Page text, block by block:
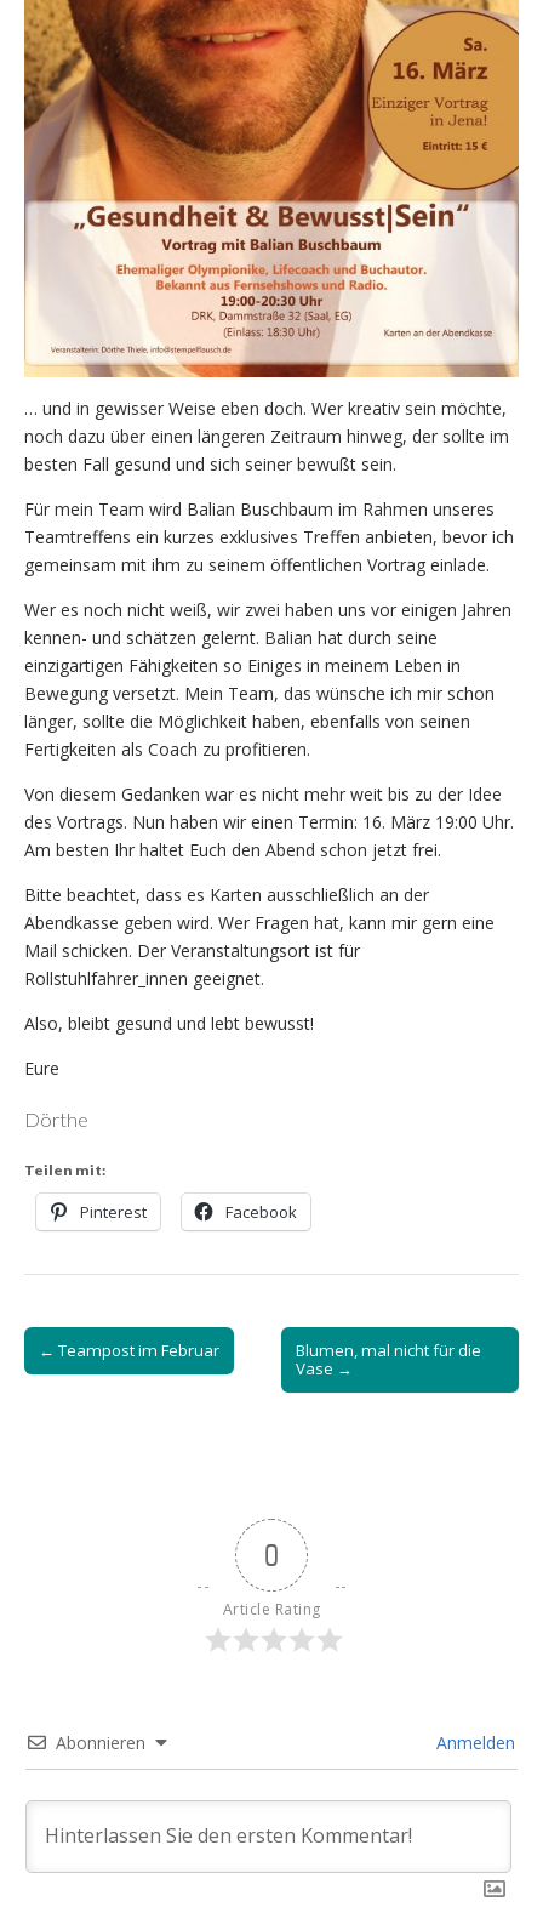
… und in gewisser Weise eben doch. Wer kreativ sein möchte,
noch dazu über einen längeren Zeitraum hinweg, der sollte im
besten Fall gesund und sich seiner bewußt sein.
Für mein Team wird Balian Buschbaum im Rahmen unseres
Teamtreffens ein kurzes exklusives Treffen anbieten, bevor ich
gemeinsam mit ihm zu seinem öffentlichen Vortrag einlade.
Wer es noch nicht weiß, wir zwei haben uns vor einigen Jahren
kennen- und schätzen gelernt. Balian hat durch seine
einzigartigen Fähigkeiten so Einiges in meinem Leben in
Bewegung versetzt. Mein Team, das wünsche ich mir schon
länger, sollte die Möglichkeit haben, ebenfalls von seinen
Fertigkeiten als Coach zu profitieren.
Von diesem Gedanken war es nicht mehr weit bis zu der Idee
des Vortrags. Nun haben wir einen Termin: 16. März 19:00 Uhr.
Am besten Ihr haltet Euch den Abend schon jetzt frei.
Bitte beachtet, dass es Karten ausschließlich an der
Abendkasse geben wird. Wer Fragen hat, kann mir gern eine
Mail schicken. Der Veranstaltungsort ist für
Rollstuhlfahrer_innen geeignet.
Also, bleibt gesund und lebt bewusst!
Eure
Dörthe
Teilen mit:
Pinterest Facebook
Post
navigation
← Teampost im Februar
Blumen, mal nicht für die
Vase →
0
Article Rating
Abonnieren Anmelden